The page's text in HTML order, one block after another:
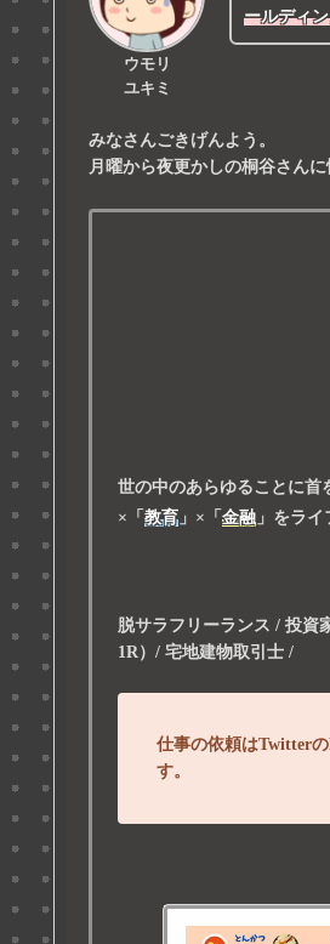
ウモリ
ユキミ
ールディ
みなさんごきげんよう。
月曜から夜更かしの桐谷さん
世の中のあらゆることに首
× 「 教育 」 × 「 金融 」 をライ
脱サラフリーランス / 投資
1R）/ 宅地建物取引士 /
仕事の依頼はTwitter
す。